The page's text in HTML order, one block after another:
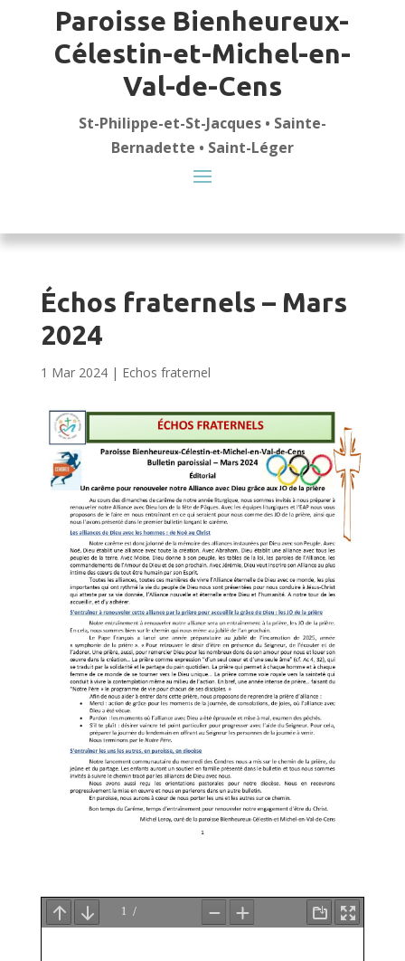
Paroisse Bienheureux-
Célestin-et-Michel-en-
Val-de-Cens
St-Philippe-et-St-Jacques • Sainte-
Bernadette • Saint-Léger
Échos fraternels – Mars
2024
1 Mar 2024| Echos fraternel